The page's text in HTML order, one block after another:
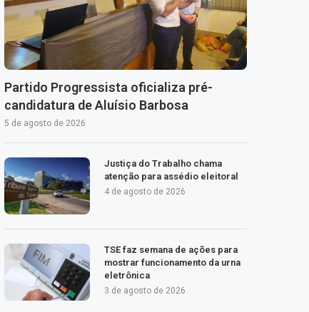
Partido Progressista oficializa pré-
candidatura de Aluísio Barbosa
5 de agosto de 2026
Justiça do Trabalho chama
atenção para assédio eleitoral
4 de agosto de 2026
TSE faz semana de ações para
mostrar funcionamento da urna
eletrônica
3 de agosto de 2026